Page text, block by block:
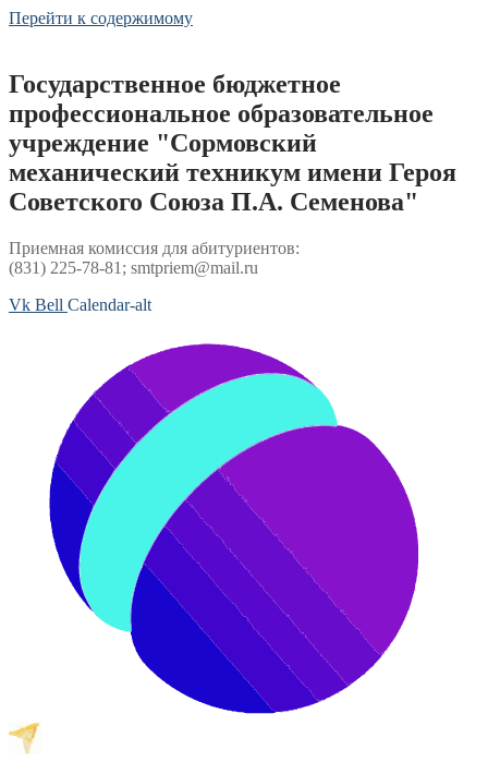
Перейти к содержимому
Государственное бюджетное
профессиональное образовательное
учреждение "Сормовский
механический техникум имени Героя
Советского Союза П.А. Семенова"
Приемная комиссия для абитуриентов:
(831) 225-78-81; smtpriem@mail.ru
Vk Bell Calendar-alt